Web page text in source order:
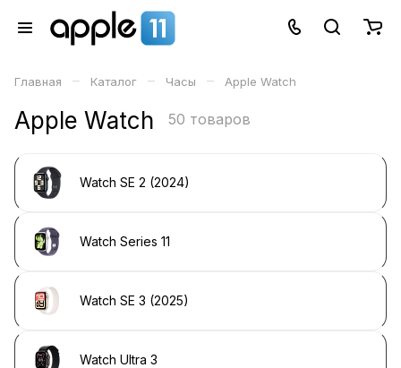
Главная – Каталог – Часы – Apple Watch
Apple Watch 50 товаров
Watch SE 2 (2024)
Watch Series 11
Watch SE 3 (2025)
Watch Ultra 3